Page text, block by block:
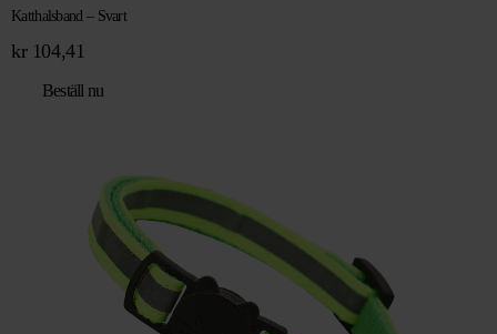
Katthalsband – Svart
kr104,41
Beställ nu